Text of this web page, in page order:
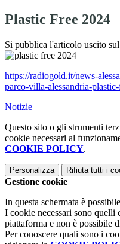
Plastic Free 2024
Si pubblica l'articolo uscito
https://radiogold.it/news-
parco-villa-alessandria-
Notizie
Questo sito o gli strumenti
cookie necessari al
COOKIE POLICY.
Personalizza Rifiuta tutti i
Gestione cookie
In questa schermata è
I cookie necessari sono quelli
piattaforma e non è possibile
Per conoscere quali sono i